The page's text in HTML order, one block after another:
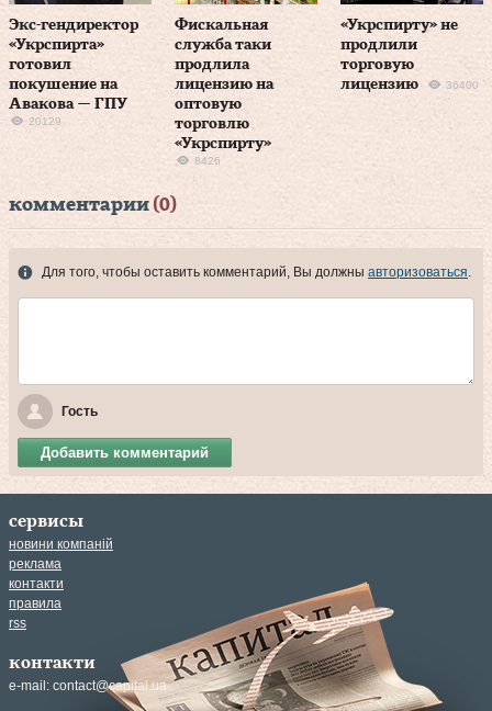
Экс-гендиректор
«Укрспирта»
готовил
покушение на
Авакова — ГПУ
20129
Фискальная
служба таки
продлила
лицензию на
оптовую
торговлю
«Укрспирту»
8426
«Укрспирту» не
продлили
торговую
лицензию
36400
комментарии (0)
Для того, чтобы оставить комментарий, Вы должны авторизоваться.
Гость
Добавить комментарий
сервисы
новини компаній
реклама
контакти
правила
rss
контакти
e-mail: contact@capital.ua